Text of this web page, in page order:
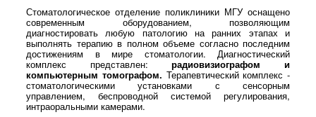
Стоматологическое отделение поликлиники МГУ оснащено
современным оборудованием, позволяющим
диагностировать любую патологию на ранних этапах и
выполнять терапию в полном объеме согласно последним
достижениям в мире стоматологии. Диагностический
комплекс представлен:радиовизиографом и
компьютерным томографом. Терапевтический комплекс -
стоматологическими установками с сенсорным
управлением, беспроводной системой регулирования,
интраоральными камерами.